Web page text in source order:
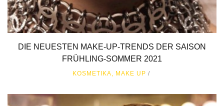
DIE NEUESTEN MAKE-UP-TRENDS DER SAISON
FRÜHLING-SOMMER 2021
KOSMETIKA, MAKE UP